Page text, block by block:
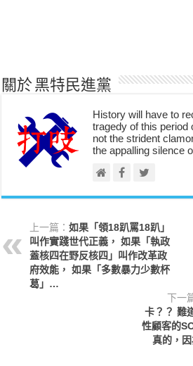
關於 黑特民進黨
History will have to
tragedy of this period
not the strident
the appalling silence
上一篇：如果「領18趴罵18趴」
叫作實踐世代正義， 如果「執政
蓋核四在野反核四」叫作改革政
府效能， 如果「多數暴力少數杯
葛」…
下一
卡？？ 難
性顧客的
真的，